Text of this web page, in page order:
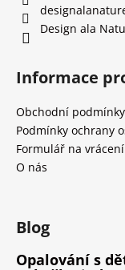
Design ala
Informace
Obchodní podmínky
Podmínky ochrany
Formulář na
O nás
Blog
Opalování s